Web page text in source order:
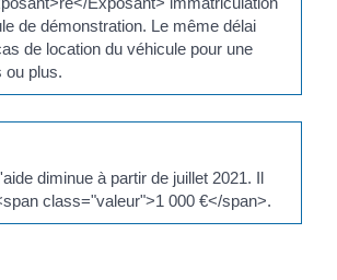
de démonstration. Le même délai
de location du véhicule pour une
ou plus.
diminue à partir de juillet 2021. Il
class="valeur">1 000 €</span>.